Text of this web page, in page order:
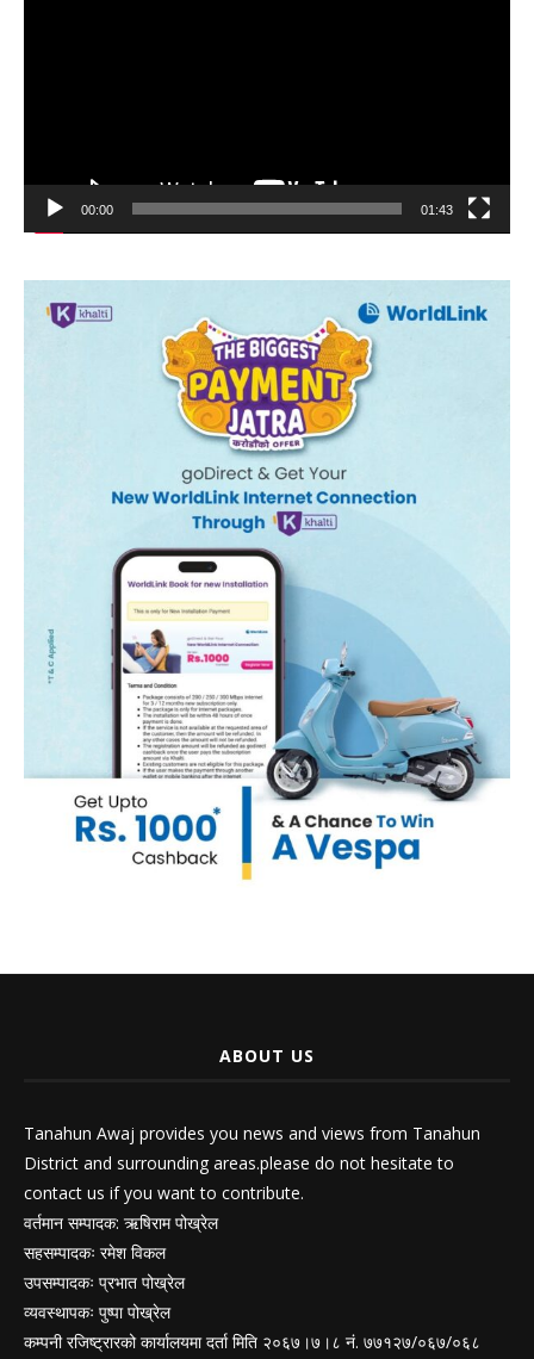
00:00 01:43
ABOUT US
Tanahun Awaj provides you news and views from Tanahun
District and surrounding areas.please do not hesitate to
contact us if you want to contribute.
वर्तमान सम्पादक: ऋषिराम पोख्रेल
सहसम्पादकः रमेश विकल
उपसम्पादकः प्रभात पोख्रेल
व्यवस्थापकः पुष्पा पोख्रेल
कम्पनी रजिष्ट्रारको कार्यालयमा दर्ता मिति २०६७।७।८ नं. ७७१२७/०६७/०६८